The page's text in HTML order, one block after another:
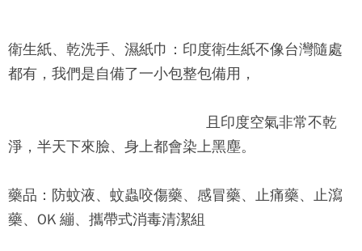
衛生紙、乾洗手、濕紙巾： 印度衛生紙不像台灣隨處
都有，我們是自備了一小包整包備用，
且印度空氣非常不乾
淨，半天下來臉、身上都會染上黑塵。
藥品： 防蚊液、蚊蟲咬傷藥、感冒藥、止痛藥、止瀉
藥、OK 繃、攜帶式消毒清潔組